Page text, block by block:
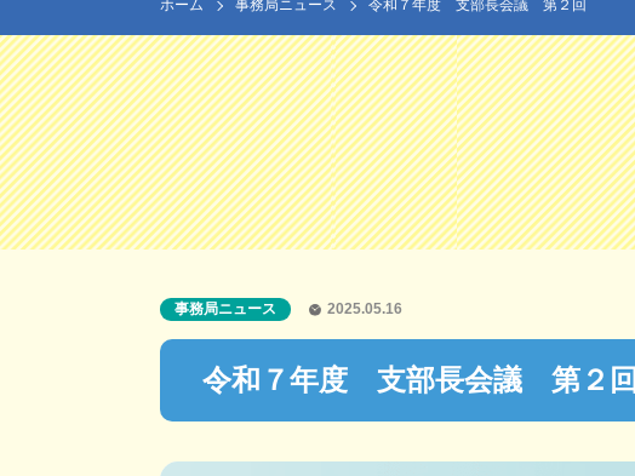
ホーム 事務局ニュース 令和７年度 支部長会議 第２回
令和７年度 支部長会議 第２回
事務局ニュース 2025.05.16